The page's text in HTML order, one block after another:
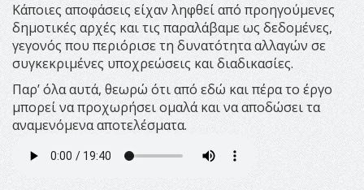
Κάποιες αποφάσεις είχαν ληφθεί από προηγούμενες
δημοτικές αρχές και τις παραλάβαμε ως δεδομένες,
γεγονός που περιόρισε τη δυνατότητα αλλαγών σε
συγκεκριμένες υποχρεώσεις και διαδικασίες.
Παρ’ όλα αυτά, θεωρώ ότι από εδώ και πέρα το έργο
μπορεί να προχωρήσει ομαλά και να αποδώσει τα
αναμενόμενα αποτελέσματα.